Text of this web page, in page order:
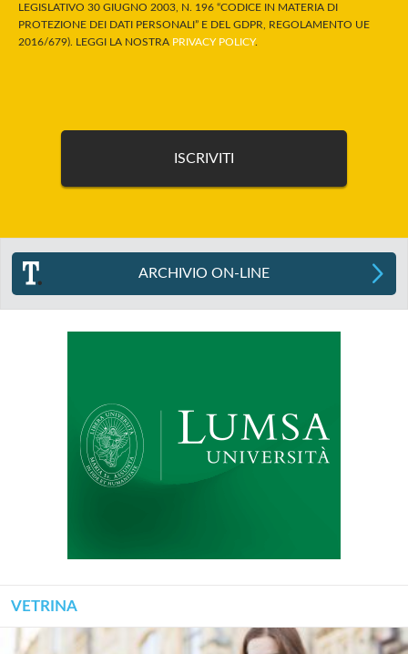
LEGISLATIVO 30 GIUGNO 2003, N. 196 “CODICE IN MATERIA DI
PROTEZIONE DEI DATI PERSONALI” E DEL GDPR, REGOLAMENTO UE
2016/679). LEGGI LA NOSTRA PRIVACY POLICY.
ARCHIVIO ON-LINE
VETRINA